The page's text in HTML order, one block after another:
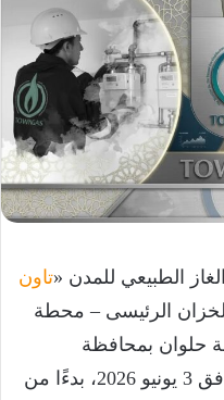
الطبيعي للمدن «تاون
الرئيسى – محطة
حلوان بمحافظة
القاهرة، وذلك يوم الأربعاء الموافق 3 يونيو 2026، بدءًا من